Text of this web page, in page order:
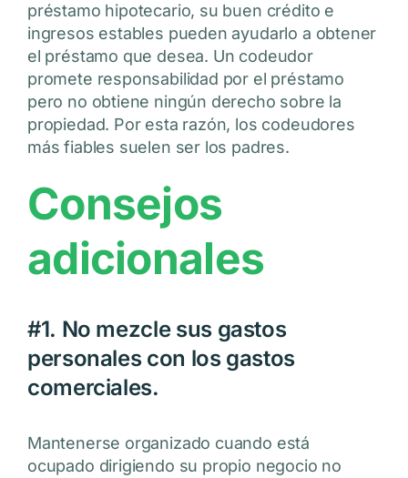
préstamo hipotecario, su buen crédito e
ingresos estables pueden ayudarlo a obtener
el préstamo que desea. Un codeudor
promete responsabilidad por el préstamo
pero no obtiene ningún derecho sobre la
propiedad. Por esta razón, los codeudores
más fiables suelen ser los padres.
Consejos
adicionales
#1. No mezcle sus gastos
personales con los gastos
comerciales.
Mantenerse organizado cuando está
ocupado dirigiendo su propio negocio no